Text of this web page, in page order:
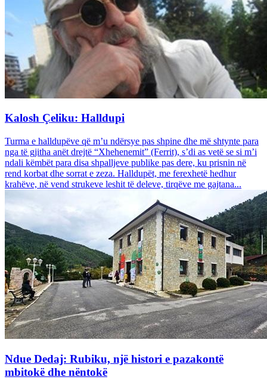
Kalosh Çeliku: Halldupi
Turma e halldupëve që m’u ndërsye pas shpine dhe më shtynte para
nga të gjitha anët drejtë “Xhehenemit” (Ferrit), s’di as vetë se si m’i
ndali këmbët para disa shpalljeve publike pas dere, ku prisnin në
rend korbat dhe sorrat e zeza. Halldupët, me ferexhetë hedhur
krahëve, në vend strukeve leshit të deleve, tirqëve me gajtana...
Ndue Dedaj: Rubiku, një histori e pazakontë
mbitokë dhe nëntokë